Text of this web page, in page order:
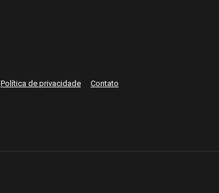
Política de privacidade Contato